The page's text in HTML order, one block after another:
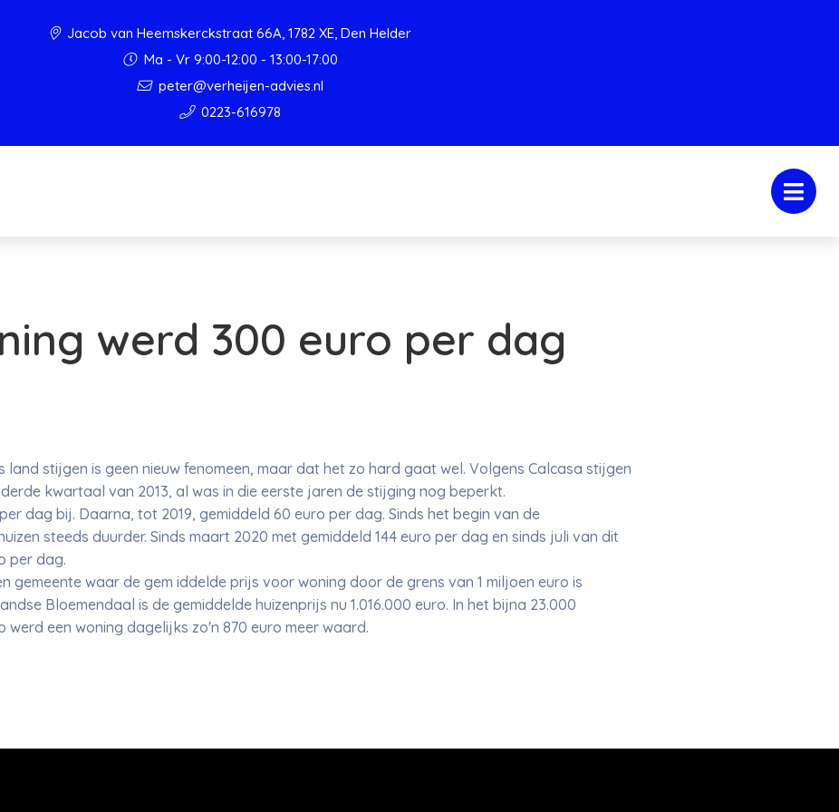
Jacob van Heemskerckstraat 66A, 1782 XE, Den Helder
Ma - Vr 9:00-12:00 - 13:00-17:00
peter@verheijen-advies.nl
0223-616978
werd 300 euro per dag
land stijgen is geen nieuw fenomeen, maar dat het zo hard gaat wel. Volgens Calcasa stijgen
kwartaal van 2013, al was in die eerste jaren de stijging nog beperkt.
dag bij. Daarna, tot 2019, gemiddeld 60 euro per dag. Sinds het begin van de
steeds duurder. Sinds maart 2020 met gemiddeld 144 euro per dag en sinds juli van dit
per dag.
gemeente waar de gem iddelde prijs voor woning door de grens van 1 miljoen euro is
Bloemendaal is de gemiddelde huizenprijs nu 1.016.000 euro. In het bijna 23.000
werd een woning dagelijks zo'n 870 euro meer waard.